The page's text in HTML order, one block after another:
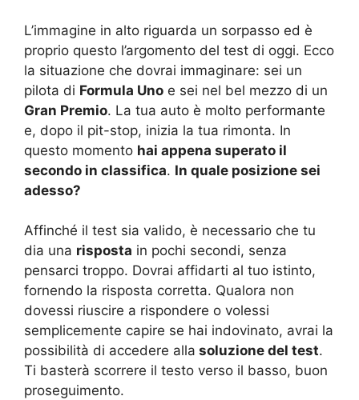
L’immagine in alto riguarda un sorpasso ed è
proprio questo l’argomento del test di oggi. Ecco
la situazione che dovrai immaginare: sei un
pilota di Formula Uno e sei nel bel mezzo di un
Gran Premio. La tua auto è molto performante
e, dopo il pit-stop, inizia la tua rimonta. In
questo momento hai appena superato il
secondo in classifica. In quale posizione sei
adesso?
Affinché il test sia valido, è necessario che tu
dia una risposta in pochi secondi, senza
pensarci troppo. Dovrai affidarti al tuo istinto,
fornendo la risposta corretta. Qualora non
dovessi riuscire a rispondere o volessi
semplicemente capire se hai indovinato, avrai la
possibilità di accedere alla soluzione del test.
Ti basterà scorrere il testo verso il basso, buon
proseguimento.